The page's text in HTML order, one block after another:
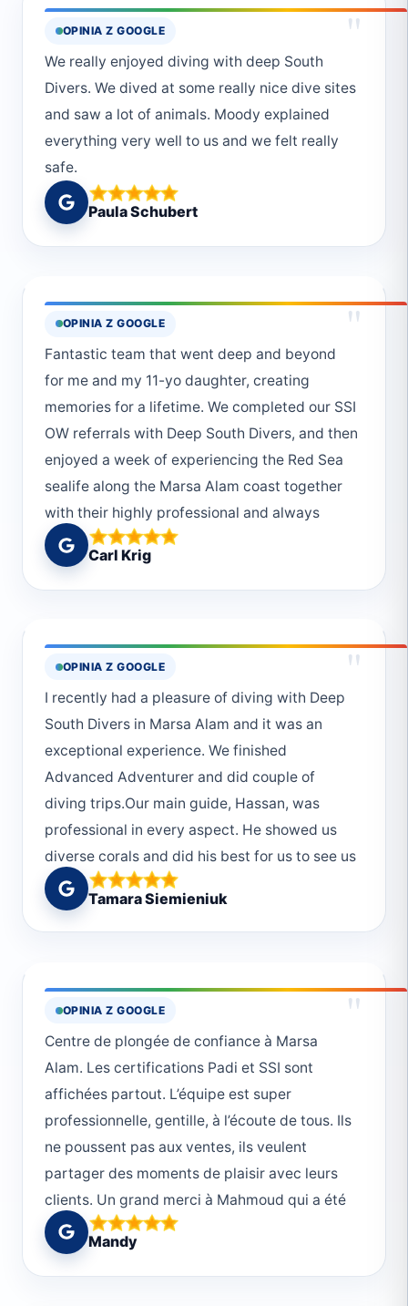
OPINIA Z GOOGLE "
We really enjoyed diving with deep South
Divers. We dived at some really nice dive sites
and saw a lot of animals. Moody explained
everything very well to us and we felt really
safe.
Paula Schubert
OPINIA Z GOOGLE "
Fantastic team that went deep and beyond
for me and my 11-yo daughter, creating
memories for a lifetime. We completed our SSI
OW referrals with Deep South Divers, and then
enjoyed a week of experiencing the Red Sea
sealife along the Marsa Alam coast together
with their highly professional and always
caring staff.
Carl Krig
OPINIA Z GOOGLE "
I recently had a pleasure of diving with Deep
South Divers in Marsa Alam and it was an
exceptional experience. We finished
Advanced Adventurer and did couple of
diving trips.Our main guide, Hassan, was
professional in every aspect. He showed us
diverse corals and did his best for us to see us
much as possible.We saw dolphins, baby
white type reef shark, dugong, two mating
turtles, sand ray, blue stingrays, Napoleon
Crocodilefish, moray eels, cleaning shrimp,
snippers, trevally fish, tuna, batfish and many
many more :)Thanks to all the staff for
excellent service. Hope to see you all again :)
Tamara Siemieniuk
OPINIA Z GOOGLE "
Centre de plongée de confiance à Marsa
Alam. Les certifications Padi et SSI sont
affichées partout. L’équipe est super
professionnelle, gentille, à l’écoute de tous. Ils
ne poussent pas aux ventes, ils veulent
partager des moments de plaisir avec leurs
clients. Un grand merci à Mahmoud qui a été
un dive master au top, et au reste de toute
l’équipe.
Mandy